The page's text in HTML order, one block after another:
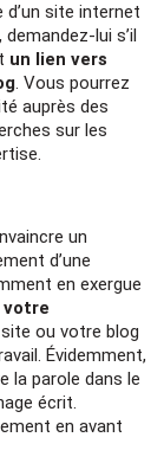
site internet
lui s’il
un lien vers
. Vous pourrez
auprès des
sur les
un
d’une
en exergue
ou votre blog
Évidemment,
la parole dans le
écrit.
en avant